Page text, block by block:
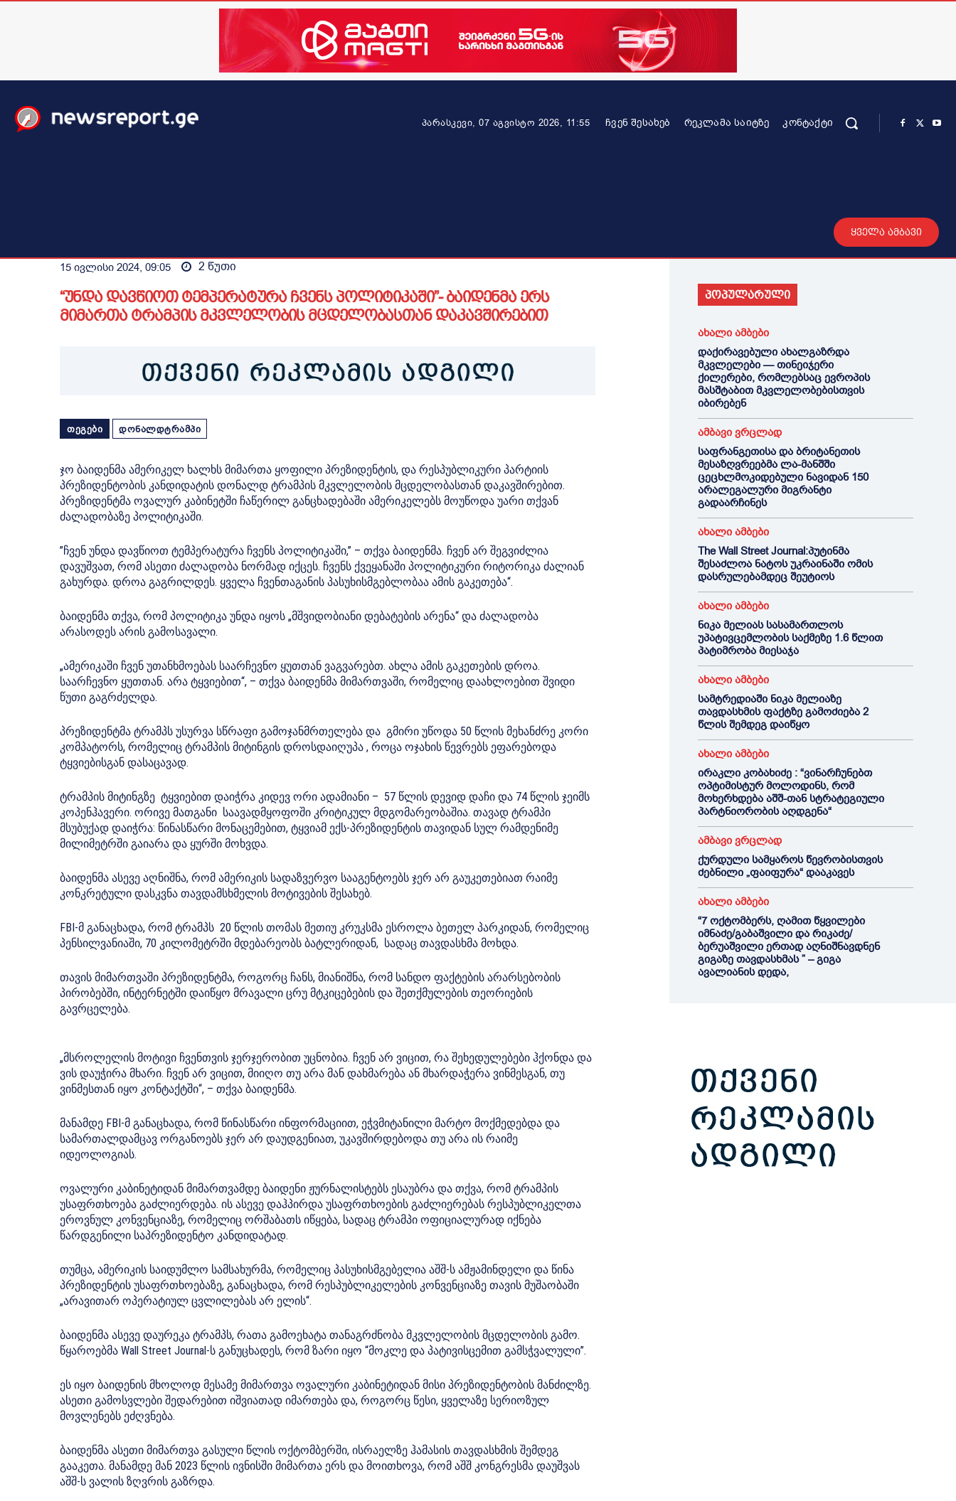
პარასკევი, 07 აგვისტო 2026, 11:55 ᲩᲕᲔᲜ ᲨᲔᲡᲐᲮᲔᲑ ᲠᲔᲙᲚᲐᲛᲐ ᲡᲐᲘᲢᲖᲔ ᲙᲝᲜᲢᲐᲥᲢᲘ
ყველა ამბავი
15 ივლისი 2024, 09:05 2 წუთი
“უნდა დავწიოთ ტემპერატურა ჩვენს პოლიტიკაში”- ბაიდენმა ერს
მიმართა ტრამპის მკვლელობის მცდელობასთან დაკავშირებით
ᲗᲔᲒᲔᲑᲘ ᲓᲝᲜᲐᲚᲓᲢᲠᲐᲛᲞᲘ
ჯო ბაიდენმა ამერიკელ ხალხს მიმართა ყოფილი პრეზიდენტის, და რესპუბლიკური პარტიის
პრეზიდენტობის კანდიდატის დონალდ ტრამპის მკვლელობის მცდელობასთან დაკავშირებით.
პრეზიდენტმა ოვალურ კაბინეტში ჩაწერილ განცხადებაში ამერიკელებს მოუწოდა უარი თქვან
ძალადობაზე პოლიტიკაში.
”ჩვენ უნდა დავწიოთ ტემპერატურა ჩვენს პოლიტიკაში,” – თქვა ბაიდენმა. ჩვენ არ შეგვიძლია
დავუშვათ, რომ ასეთი ძალადობა ნორმად იქცეს. ჩვენს ქვეყანაში პოლიტიკური რიტორიკა ძალიან
გახურდა. დროა გაგრილდეს. ყველა ჩვენთაგანის პასუხისმგებლობაა ამის გაკეთება“.
ბაიდენმა თქვა, რომ პოლიტიკა უნდა იყოს „მშვიდობიანი დებატების არენა“ და ძალადობა
არასოდეს არის გამოსავალი.
„ამერიკაში ჩვენ უთანხმოებას საარჩევნო ყუთთან ვაგვარებთ. ახლა ამის გაკეთების დროა.
საარჩევნო ყუთთან. არა ტყვიებით“, – თქვა ბაიდენმა მიმართვაში, რომელიც დაახლოებით შვიდი
წუთი გაგრძელდა.
პრეზიდენტმა ტრამპს უსურვა სწრაფი გამოჯანმრთელება და გმირი უწოდა 50 წლის მეხანძრე კორი
კომპატორს, რომელიც ტრამპის მიტინგის დროსდაიღუპა , როცა ოჯახის წევრებს ეფარებოდა
ტყვიებისგან დასაცავად.
ტრამპის მიტინგზე ტყვიებით დაიჭრა კიდევ ორი ​​ადამიანი – 57 წლის დევიდ დაჩი და 74 წლის ჯეიმს
კოპენჰავერი. ორივე მათგანი საავადმყოფოში კრიტიკულ მდგომარეობაშია. თავად ტრამპი
მსუბუქად დაიჭრა: წინასწარი მონაცემებით, ტყვიამ ექს-პრეზიდენტის თავიდან სულ რამდენიმე
მილიმეტრში გაიარა და ყურში მოხვდა.
ბაიდენმა ასევე აღნიშნა, რომ ამერიკის სადაზვერვო სააგენტოებს ჯერ არ გაუკეთებიათ რაიმე
კონკრეტული დასკვნა თავდამსხმელის მოტივების შესახებ.
FBI-მ განაცხადა, რომ ტრამპს 20 წლის თომას მეთიუ კრუკსმა ესროლა ბეთელ პარკიდან, რომელიც
პენსილვანიაში, 70 კილომეტრში მდებარეობს ბატლერიდან, სადაც თავდასხმა მოხდა.
თავის მიმართვაში პრეზიდენტმა, როგორც ჩანს, მიანიშნა, რომ სანდო ფაქტების არარსებობის
პირობებში, ინტერნეტში დაიწყო მრავალი ცრუ მტკიცებების და შეთქმულების თეორიების
გავრცელება.
„მსროლელის მოტივი ჩვენთვის ჯერჯერობით უცნობია. ჩვენ არ ვიცით, რა შეხედულებები ჰქონდა და
ვის დაუჭირა მხარი. ჩვენ არ ვიცით, მიიღო თუ არა მან დახმარება ან მხარდაჭერა ვინმესგან, თუ
ვინმესთან იყო კონტაქტში“, – თქვა ბაიდენმა.
მანამდე FBI-მ განაცხადა, რომ წინასწარი ინფორმაციით, ეჭვმიტანილი მარტო მოქმედებდა და
სამართალდამცავ ორგანოებს ჯერ არ დაუდგენიათ, უკავშირდებოდა თუ არა ის რაიმე
იდეოლოგიას.
ოვალური კაბინეტიდან მიმართვამდე ბაიდენი ჟურნალისტებს ესაუბრა და თქვა, რომ ტრამპის
უსაფრთხოება გაძლიერდება. ის ასევე დაჰპირდა უსაფრთხოების გაძლიერებას რესპუბლიკელთა
ეროვნულ კონვენციაზე, რომელიც ორშაბათს იწყება, სადაც ტრამპი ოფიციალურად იქნება
წარდგენილი საპრეზიდენტო კანდიდატად.
თუმცა, ამერიკის საიდუმლო სამსახურმა, რომელიც პასუხისმგებელია აშშ-ს ამჟამინდელი და წინა
პრეზიდენტის უსაფრთხოებაზე, განაცხადა, რომ რესპუბლიკელების კონვენციაზე თავის მუშაობაში
„არავითარ ოპერატიულ ცვლილებას არ ელის“.
ბაიდენმა ასევე დაურეკა ტრამპს, რათა გამოეხატა თანაგრძნობა მკვლელობის მცდელობის გამო.
წყაროებმა Wall Street Journal-ს განუცხადეს, რომ ზარი იყო “მოკლე და პატივისცემით გამსჭვალული”.
ეს იყო ბაიდენის მხოლოდ მესამე მიმართვა ოვალური კაბინეტიდან მისი პრეზიდენტობის მანძილზე.
ასეთი გამოსვლები შედარებით იშვიათად იმართება და, როგორც წესი, ყველაზე სერიოზულ
მოვლენებს ეძღვნება.
ბაიდენმა ასეთი მიმართვა გასული წლის ოქტომბერში, ისრაელზე ჰამასის თავდასხმის შემდეგ
გააკეთა. მანამდე მან 2023 წლის ივნისში მიმართა ერს და მოითხოვა, რომ აშშ კონგრესმა დაუშვას
აშშ-ს ვალის ზღვრის გაზრდა.
პოპულარული
ახალი ამბები
დაქირავებული ახალგაზრდა
მკვლელები — თინეიჯერი
ქილერები, რომლებსაც ევროპის
მასშტაბით მკვლელობებისთვის
იბირებენ
ამბავი ვრცლად
საფრანგეთისა და ბრიტანეთის
მესაზღვრეებმა ლა-მანშში
ცეცხლმოკიდებული ნავიდან 150
არალეგალური მიგრანტი
გადაარჩინეს
ახალი ამბები
The Wall Street Journal:პუტინმა
შესაძლოა ნატოს უკრაინაში ომის
დასრულებამდეც შეუტიოს
ახალი ამბები
ნიკა მელიას სასამართლოს
უპატივცემლობის საქმეზე 1.6 წლით
პატიმრობა მიესაჯა
ახალი ამბები
სამტრედიაში ნიკა მელიაზე
თავდასხმის ფაქტზე გამოძიება 2
წლის შემდეგ დაიწყო
ახალი ამბები
ირაკლი კობახიძე : “ვინარჩუნებთ
ოპტიმისტურ მოლოდინს, რომ
მოხერხდება აშშ-თან სტრატეგიული
პარტნიორობის აღდგენა“
ამბავი ვრცლად
ქურდული სამყაროს წევრობისთვის
ძებნილი „ფაიფურა“ დააკავეს
ახალი ამბები
“7 ოქტომბერს, ღამით წყვილები
იმნაძე/გაბაშვილი და რიკაძე/
ბერუაშვილი ერთად აღნიშნავდნენ
გიგაზე თავდასხმას ” – გიგა
ავალიანის დედა,